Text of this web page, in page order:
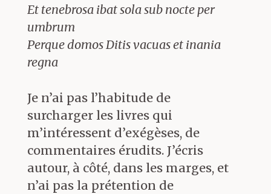
Il fallait bien partir de quelque
chose :Grand Ménage
petite fille grandir et devenir une
femme, dans la France des
père anglais, au grand estomac et
au grand coeur, et une mère
française d’Algérie qui glisse vers
l’extrême droite catholique et
intégriste. La lutte des influences
et les tribulations de la
Et tenebrosa ibat sola sub nocte per
umbrum
Perque domos Ditis vacuas et inania
regna
Je n’ai pas l’habitude de
surcharger les livres qui
m’intéressent d’exégèses, de
commentaires érudits. J’écris
autour, à côté, dans les marges, et
n’ai pas la prétention de